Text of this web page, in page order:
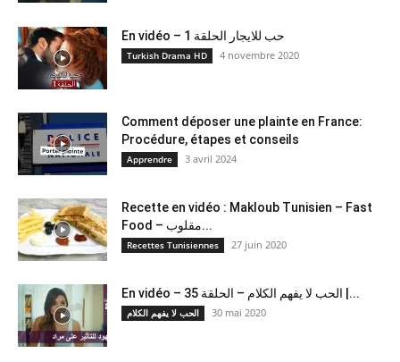
En vidéo – حب للايجار الحلقة 1
Turkish Drama HD 4 novembre 2020
Comment déposer une plainte en France:
Procédure, étapes et conseils
Apprendre 3 avril 2024
Recette en vidéo : Makloub Tunisien – Fast
Food – مقلوب...
Recettes Tunisiennes 27 juin 2020
En vidéo – الحب لا يفهم الكلام – الحلقة 35 |...
الحب لا يفهم الكلام 30 mai 2020